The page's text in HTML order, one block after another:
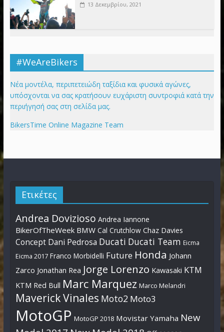
13 Δεκεμβρίου, 2021
#WeAreBikers
Νέα μοντέλα, περιπετειώδη ταξίδια και φυσικά αγώνες,
υπόσχονται να σας κρατήσουν ευχάριστη συντροφιά κατά την
περιήγησή σας στη σελίδα μας.
BikersTime Online Magazine Team
Ετικέτες
Andrea Dovizioso Andrea Iannone
BikerOfTheWeek BMW Cal Crutchlow Chaz Davies
Concept Dani Pedrosa Ducati Ducati Team Eicma
Eicma 2017 Franco Morbidelli Future Honda Johann
Zarco Jonathan Rea Jorge Lorenzo Kawasaki KTM
KTM Red Bull Marc Marquez Marco Melandri
Maverick Vinales Moto2 Moto3
MotoGP MotoGP 2018 Movistar Yamaha New